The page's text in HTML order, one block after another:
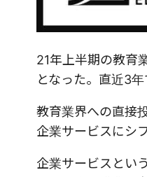
21年上半期の教育
となった。直近3
教育業界への直接
企業サービスにシ
企業サービスとい